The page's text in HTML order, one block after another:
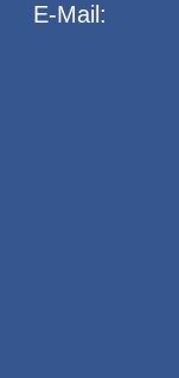
E-Mail: